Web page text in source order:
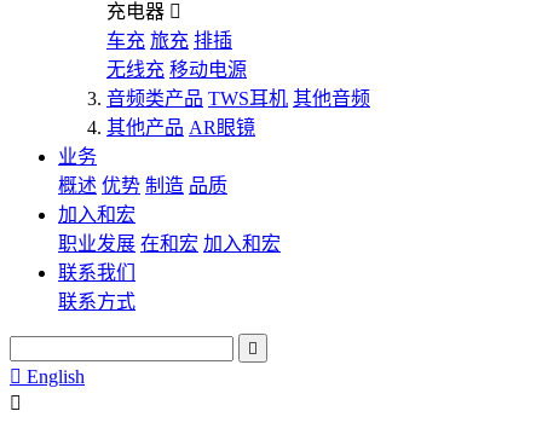
充电器
车充 旅充 排插
无线充 移动电源
音频类产品 TWS耳机 其他音频
其他产品 AR眼镜
业务
概述 优势 制造 品质
加入和宏
职业发展 在和宏 加入和宏
联系我们
联系方式
English